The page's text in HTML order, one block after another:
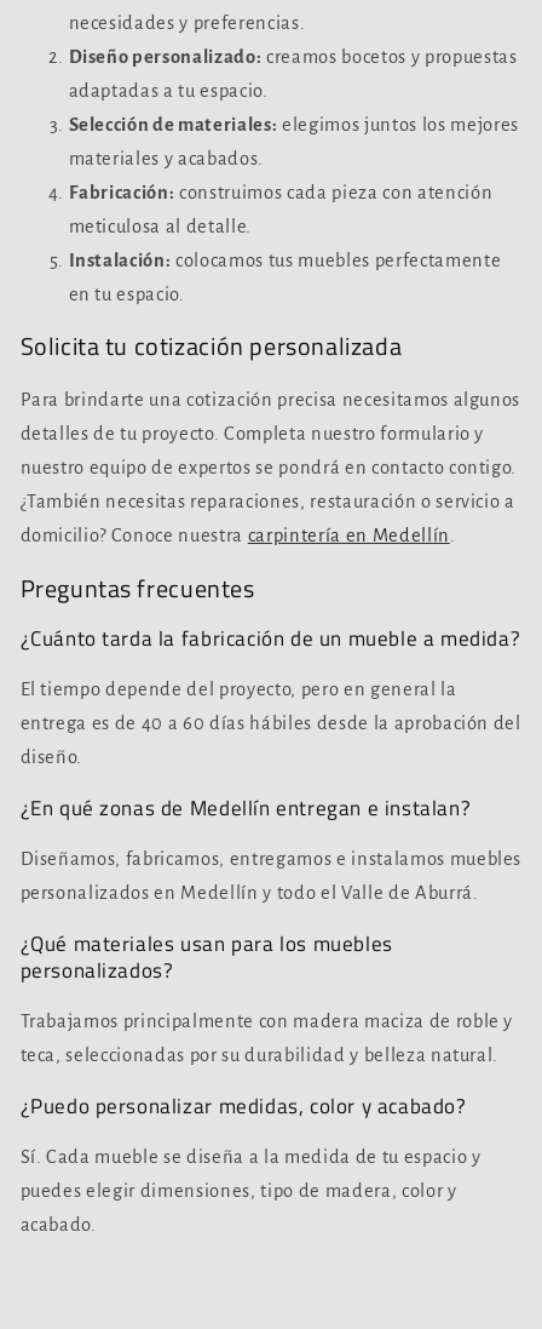
necesidades y preferencias.
Diseño personalizado: creamos bocetos y propuestas
adaptadas a tu espacio.
Selección de materiales: elegimos juntos los mejores
materiales y acabados.
Fabricación: construimos cada pieza con atención
meticulosa al detalle.
Instalación: colocamos tus muebles perfectamente
en tu espacio.
Solicita tu cotización personalizada
Para brindarte una cotización precisa necesitamos algunos
detalles de tu proyecto. Completa nuestro formulario y
nuestro equipo de expertos se pondrá en contacto contigo.
¿También necesitas reparaciones, restauración o servicio a
domicilio? Conoce nuestra carpintería en Medellín
Preguntas frecuentes
¿Cuánto tarda la fabricación de un mueble a medida?
El tiempo depende del proyecto, pero en general la
entrega es de 40 a 60 días hábiles desde la aprobación del
diseño.
¿En qué zonas de Medellín entregan e instalan?
Diseñamos, fabricamos, entregamos e instalamos muebles
personalizados en Medellín y todo el Valle de Aburrá.
¿Qué materiales usan para los muebles
personalizados?
Trabajamos principalmente con madera maciza de roble y
teca, seleccionadas por su durabilidad y belleza natural.
¿Puedo personalizar medidas, color y acabado?
Sí. Cada mueble se diseña a la medida de tu espacio y
puedes elegir dimensiones, tipo de madera, color y
acabado.